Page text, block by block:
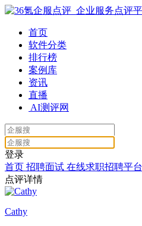
首页
软件分类
排行榜
案例库
资讯
直播
AI测评网
登录
首页 招聘面试 在线求职招聘平台
点评详情
Cathy